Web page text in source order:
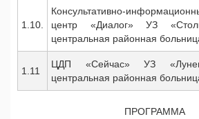
1.10.
Консультативно-
центр «Диалог» УЗ
центральная районная
1.11
ЦДП «Сейчас» УЗ
центральная районная
ПРОГРАММА